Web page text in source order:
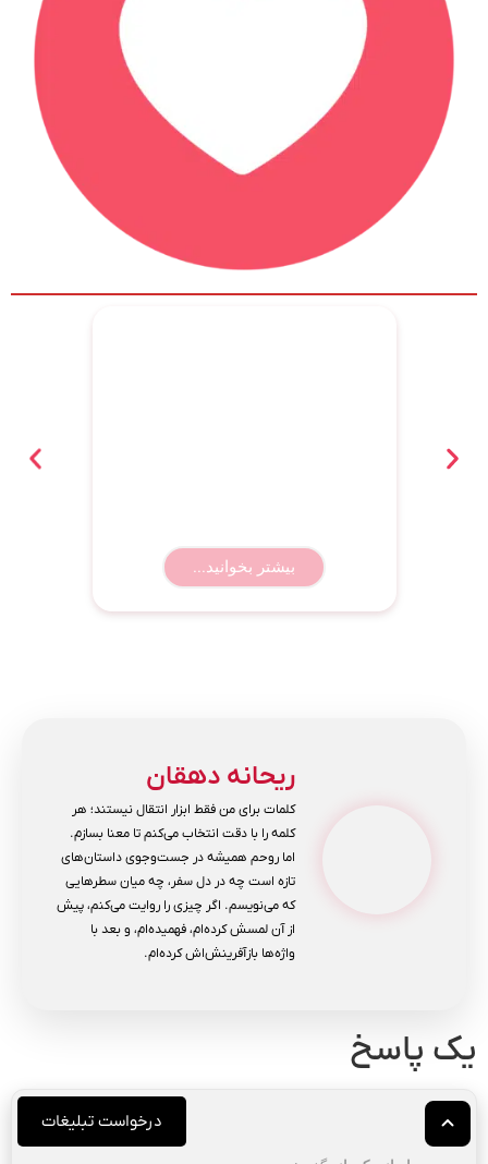
بیشتر بخوانید...
ریحانه دهقان
کلمات برای من فقط ابزار انتقال نیستند؛ هر
کلمه را با دقت انتخاب می‌کنم تا معنا بسازم.
اما روحم همیشه در جست‌وجوی داستان‌های
تازه است چه در دل سفر، چه میان سطرهایی
که می‌نویسم. اگر چیزی را روایت می‌کنم، پیش
از آن لمسش کرده‌ام، فهمیده‌ام، و بعد با
واژه‌ها بازآفرینش‌اش کرده‌ام.
یک پاسخ
درخواست تبلیغات